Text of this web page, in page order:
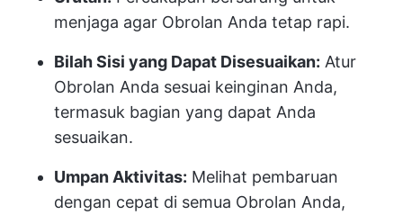
menjaga agar Obrolan Anda tetap rapi.
Bilah Sisi yang Dapat Disesuaikan: Atur
Obrolan Anda sesuai keinginan Anda,
termasuk bagian yang dapat Anda
sesuaikan.
Umpan Aktivitas: Melihat pembaruan
dengan cepat di semua Obrolan Anda,